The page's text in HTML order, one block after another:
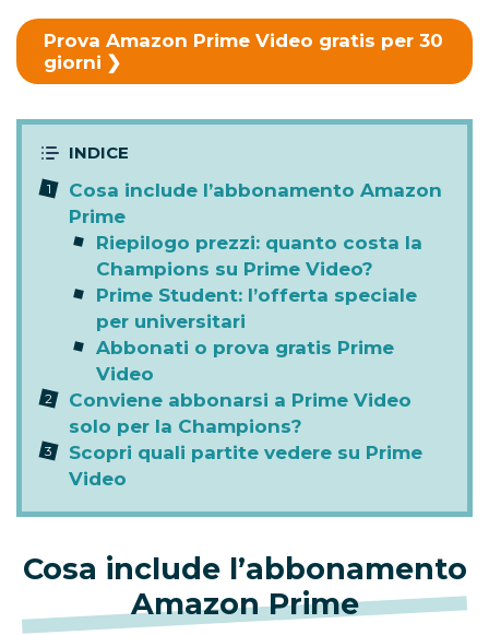
Prova Amazon Prime Video gratis per 30
giorni
Cosa include l’abbonamento Amazon
Prime
Riepilogo prezzi: quanto costa la
Champions su Prime Video?
Prime Student: l’offerta speciale
per universitari
Abbonati o prova gratis Prime
Video
Conviene abbonarsi a Prime Video
solo per la Champions?
Scopri quali partite vedere su Prime
Video
Cosa include l’abbonamento
Amazon Prime